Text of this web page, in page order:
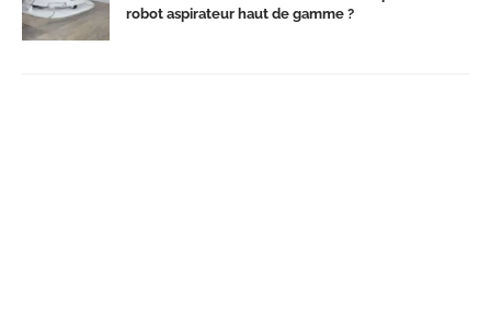
robot aspirateur haut de gamme ?